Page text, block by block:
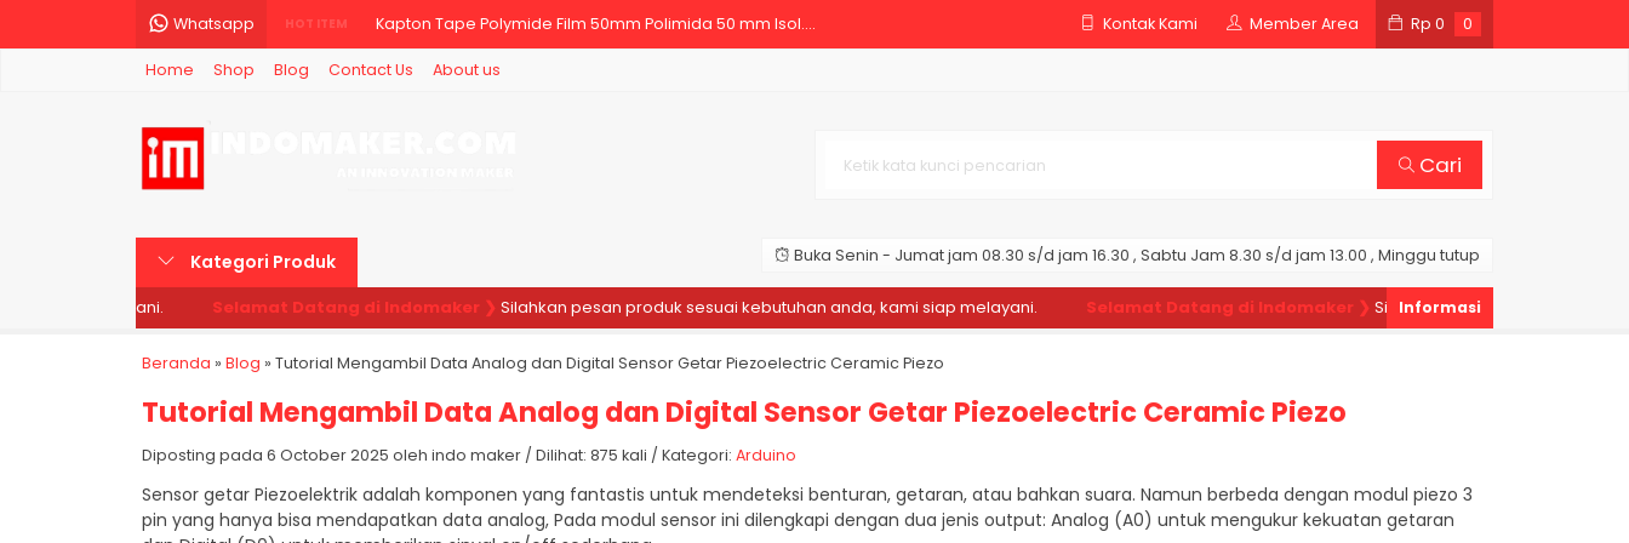
Whatsapp HOT ITEM Kapton Tape Polymide Film 50mm Polimida 50 mm Isol....
Sensor Ultrasonik HC-SR04 HC SR04 Sensor Jarak Ult....
10X RESISTOR 1K 1KOHM 1/4W 1% METAL FILM....
Kabel Jumper 20cm Dupont 20 cm Male to Male Pelang....
Kontak Kami Member Area Rp 0 0
Home Shop Blog Contact Us About us
Cari
Kategori Produk Buka Senin - Jumat jam 08.30 s/d jam 16.30 , Sabtu Jam 8.30 s/d jam 13.00 , Minggu tutup
Selamat Datang di Indomaker ❯Silahkan pesan produk sesuai kebutuhan anda, kami siap melayani. Selamat Datang di Indomaker ❯Silahkan pesan produk sesuai
Beranda » Blog » Tutorial Mengambil Data Analog dan Digital Sensor Getar Piezoelectric Ceramic Piezo
Tutorial Mengambil Data Analog dan Digital Sensor Getar Piezoelectric Ceramic Piezo
Diposting pada 6 October 2025 oleh indo maker / Dilihat: 875 kali / Kategori: Arduino
Sensor getar Piezoelektrik adalah komponen yang fantastis untuk mendeteksi benturan, getaran, atau bahkan suara. Namun berbeda dengan modul piezo 3
pin yang hanya bisa mendapatkan data analog, Pada modul sensor ini dilengkapi dengan dua jenis output: Analog (A0) untuk mengukur kekuatan getaran